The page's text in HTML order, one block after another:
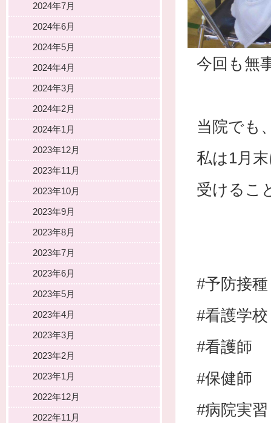
今回も無
当院でも
私は1月
受けるこ
#予防接種
#看護学校
#看護師
#保健師
#病院実習
2024年7月
2024年6月
2024年5月
2024年4月
2024年3月
2024年2月
2024年1月
2023年12月
2023年11月
2023年10月
2023年9月
2023年8月
2023年7月
2023年6月
2023年5月
2023年4月
2023年3月
2023年2月
2023年1月
2022年12月
2022年11月